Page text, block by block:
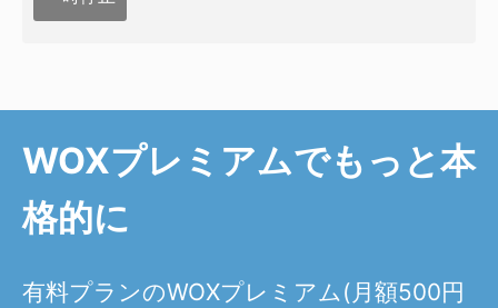
WOXプレミアムでもっと本
格的に
有料プランのWOXプレミアム(月額500円